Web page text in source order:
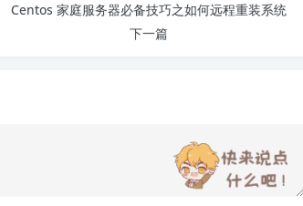
Centos 家庭服务器必备技巧之如何远程重装系统
下一篇